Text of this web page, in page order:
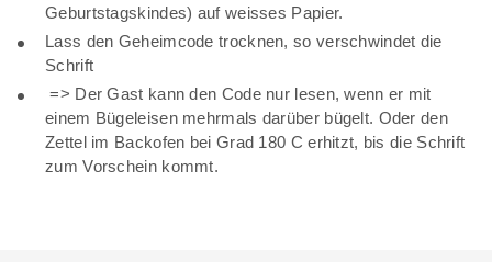
Geburtstagskindes) auf weisses Papier.
Lass den Geheimcode trocknen, so verschwindet die
Schrift
=> Der Gast kann den Code nur lesen, wenn er mit
einem Bügeleisen mehrmals darüber bügelt. Oder den
Zettel im Backofen bei Grad 180 C erhitzt, bis die Schrift
zum Vorschein kommt.